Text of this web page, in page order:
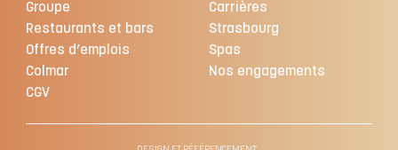
Groupe
Carrières
Restaurants et bars
Strasbourg
Offres d’emplois
Spas
Colmar
Nos engagements
CGV